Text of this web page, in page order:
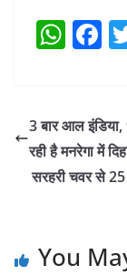
W
s
A
p
F
e
b
o
k
3 बार आल
रही है मनरेगा में
सरहरी चवर से 25
You